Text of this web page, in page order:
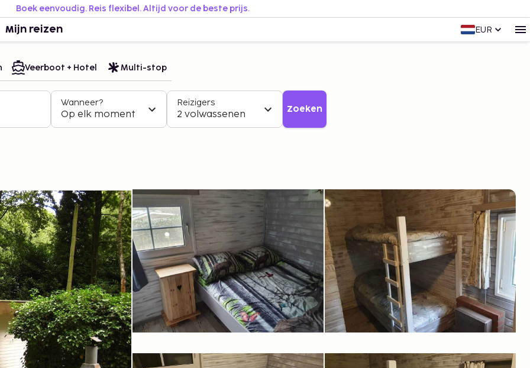
Boek eenvoudig. Reis flexibel. Altijd voor de beste prijs.
Mijn reizen EUR
Veerboot + Hotel Multi-stop
Wanneer?
Op elk moment
Reizigers
2 volwassenen Zoeken